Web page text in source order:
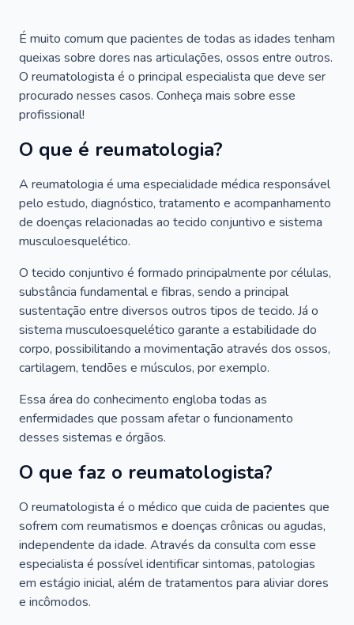
É muito comum que pacientes de todas as idades tenham
queixas sobre dores nas articulações, ossos entre outros.
O reumatologista é o principal especialista que deve ser
procurado nesses casos. Conheça mais sobre esse
profissional!
O que é reumatologia?
A reumatologia é uma especialidade médica responsável
pelo estudo, diagnóstico, tratamento e acompanhamento
de doenças relacionadas ao tecido conjuntivo e sistema
musculoesquelético.
O tecido conjuntivo é formado principalmente por células,
substância fundamental e fibras, sendo a principal
sustentação entre diversos outros tipos de tecido. Já o
sistema musculoesquelético garante a estabilidade do
corpo, possibilitando a movimentação através dos ossos,
cartilagem, tendões e músculos, por exemplo.
Essa área do conhecimento engloba todas as
enfermidades que possam afetar o funcionamento
desses sistemas e órgãos.
O que faz o reumatologista?
O reumatologista é o médico que cuida de pacientes que
sofrem com reumatismos e doenças crônicas ou agudas,
independente da idade. Através da consulta com esse
especialista é possível identificar sintomas, patologias
em estágio inicial, além de tratamentos para aliviar dores
e incômodos.